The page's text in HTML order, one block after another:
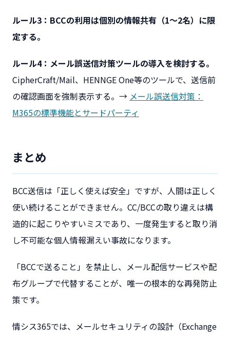
ルール3：BCCの利用は個別の情報共有（1〜2名）に限
定する。
ルール4：メール誤送信対策ツールの導入を検討する。
CipherCraft/Mail、HENNGE One等のツールで、送信前
の確認画面を強制表示する。→ メール誤送信対策：
M365の標準機能とサードパーティ
まとめ
BCC送信は「正しく使えば安全」ですが、人間は正しく
使い続けることができません。CC/BCCの取り違えは構
造的に起こりやすいミスであり、一度発生すると取り消
し不可能な個人情報漏えい事故になります。
「BCCで送ること」を禁止し、メール配信サービスや配
布グループで代替することが、唯一の根本的な再発防止
策です。
情シス365では、メールセキュリティの設計（Exchange